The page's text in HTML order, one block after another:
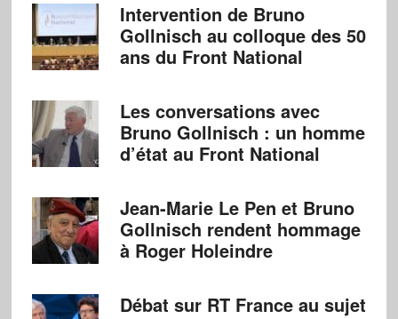
Intervention de Bruno
Gollnisch au colloque des 50
ans du Front National
Les conversations avec
Bruno Gollnisch : un homme
d’état au Front National
Jean-Marie Le Pen et Bruno
Gollnisch rendent hommage
à Roger Holeindre
Débat sur RT France au sujet